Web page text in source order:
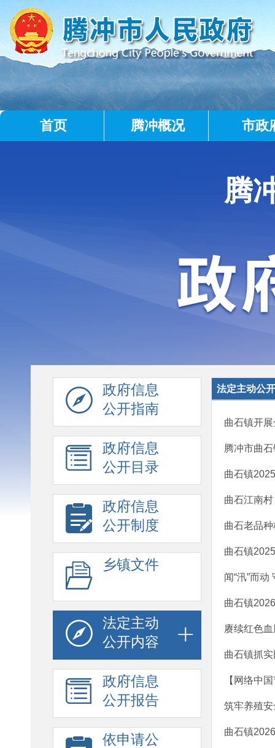
首页 腾冲概况 市政
腾
政府信息
公开指南
政府信息
公开目录
政府信息
公开制度
乡镇文件
法定主动
公开内容
政府信息
公开报告
依申请公
法定主动公
曲石镇开
腾冲市曲
曲石镇
曲石江南
曲石老品
曲石镇
闻“汛”而
曲石镇
赓续红色
曲石镇抓
【网络中
筑牢养殖
曲石镇